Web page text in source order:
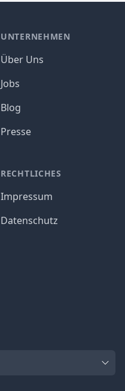
UNTERNEHMEN
Über Uns
Jobs
Blog
Presse
RECHTLICHES
Impressum
Datenschutz